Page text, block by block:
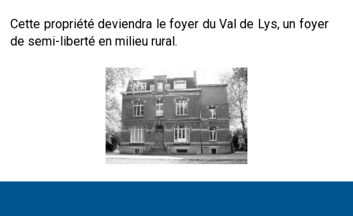
Cette propriété deviendra le foyer du Val de Lys, un foyer
de semi-liberté en milieu rural.